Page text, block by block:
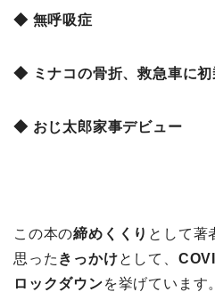
◆ 無呼吸症
◆ ミナコの骨折、救急車に初
◆ おじ太郎家事デビュー
この本の締めくくり として著
思った きっかけとして、
ロックダウンを挙げています。